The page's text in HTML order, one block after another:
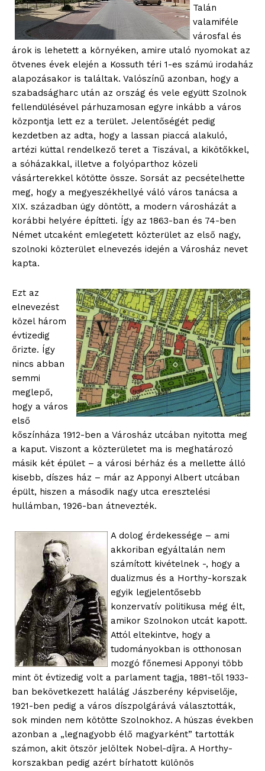
Talán
valamiféle
városfal és
árok is lehetett a környéken, amire utaló nyomokat az
ötvenes évek elején a Kossuth téri 1-es számú irodaház
alapozásakor is találtak. Valószínű azonban, hogy a
szabadságharc után az ország és vele együtt Szolnok
fellendülésével párhuzamosan egyre inkább a város
központja lett ez a terület. Jelentőségét pedig
kezdetben az adta, hogy a lassan piaccá alakuló,
artézi kúttal rendelkező teret a Tiszával, a kikötőkkel,
a sóházakkal, illetve a folyóparthoz közeli
vásárterekkel kötötte össze. Sorsát az pecsételhette
meg, hogy a megyeszékhellyé váló város tanácsa a
XIX. században úgy döntött, a modern városházát a
korábbi helyére építteti. Így az 1863-ban és 74-ben
Német utcaként emlegetett közterület az első nagy,
szolnoki közterület elnevezés idején a Városház nevet
kapta.
Ezt az
elnevezést
közel három
évtizedig
őrizte. Így
nincs abban
semmi
meglepő,
hogy a város
első
kőszínháza 1912-ben a Városház utcában nyitotta meg
a kaput. Viszont a közterületet ma is meghatározó
másik két épület – a városi bérház és a mellette álló
kisebb, díszes ház – már az Apponyi Albert utcában
épült, hiszen a második nagy utca eresztelési
hullámban, 1926-ban átnevezték.
A dolog érdekessége – ami
akkoriban egyáltalán nem
számított kivételnek -, hogy a
dualizmus és a Horthy-korszak
egyik legjelentősebb
konzervatív politikusa még élt,
amikor Szolnokon utcát kapott.
Attól eltekintve, hogy a
tudományokban is otthonosan
mozgó főnemesi Apponyi több
mint öt évtizedig volt a parlament tagja, 1881-től 1933-
ban bekövetkezett halálág Jászberény képviselője,
1921-ben pedig a város díszpolgárává választották,
sok minden nem kötötte Szolnokhoz. A húszas években
azonban a „legnagyobb élő magyarként” tartották
számon, akit ötször jelöltek Nobel-díjra. A Horthy-
korszakban pedig azért bírhatott különös